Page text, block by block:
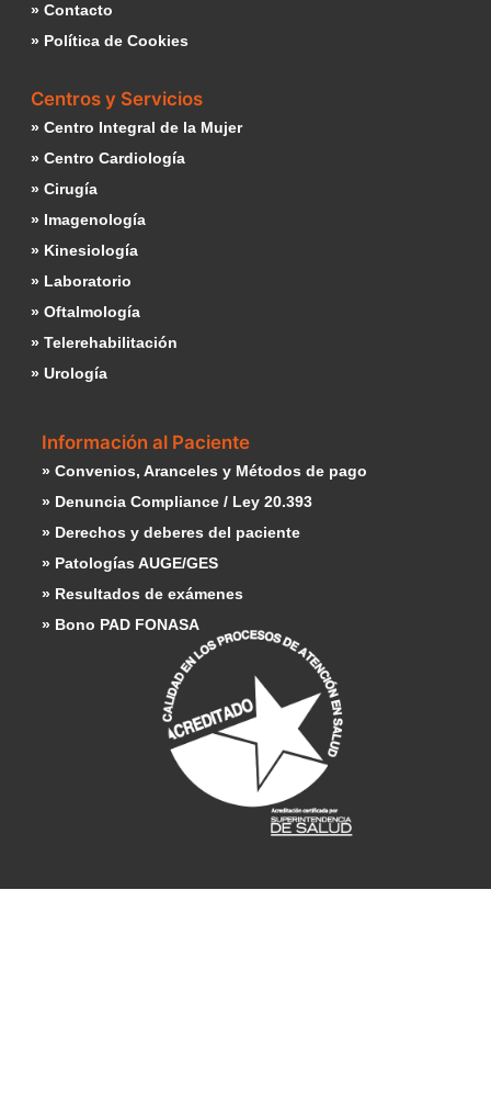
» Contacto
» Política de Cookies
Centros y Servicios
» Centro Integral de la Mujer
» Centro Cardiología
» Cirugía
» Imagenología
» Kinesiología
» Laboratorio
» Oftalmología
» Telerehabilitación
» Urología
Información al Paciente
» Convenios, Aranceles y Métodos de pago
» Denuncia Compliance / Ley 20.393
» Derechos y deberes del paciente
» Patologías AUGE/GES
» Resultados de exámenes
» Bono PAD FONASA